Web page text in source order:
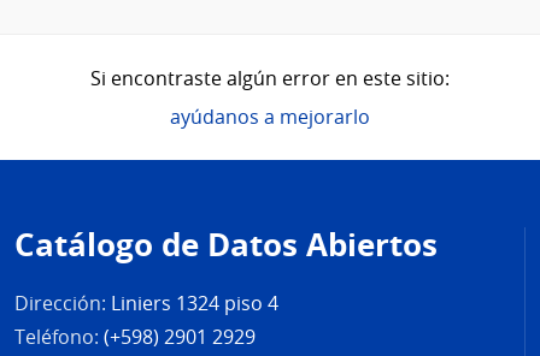
Si encontraste algún error en este sitio:
ayúdanos a mejorarlo
de
página
Catálogo de Datos Abiertos
Dirección: Liniers 1324 piso 4
Teléfono: (+598) 2901 2929